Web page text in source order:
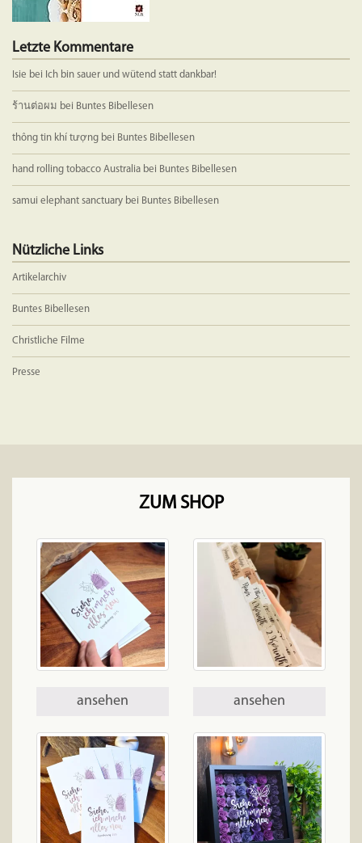
Letzte Kommentare
Isie bei Ich bin sauer und wütend statt dankbar!
ร้านต่อผม bei Buntes Bibellesen
thông tin khí tượng bei Buntes Bibellesen
hand rolling tobacco Australia bei Buntes Bibellesen
samui elephant sanctuary bei Buntes Bibellesen
Nützliche Links
Artikelarchiv
Buntes Bibellesen
Christliche Filme
Presse
ZUM SHOP
ansehen ansehen